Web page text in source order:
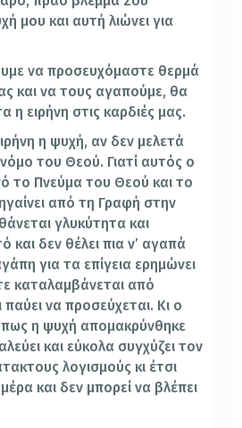
μου και αυτή λιώνει για
να προσευχόμαστε θερμά
και να τους αγαπούμε, θα
η ειρήνη στις καρδιές μας.
η ψυχή, αν δεν μελετά
του Θεού. Γιατί αυτός ο
το Πνεύμα του Θεού και το
από τη Γραφή στην
γλυκύτητα και
και δεν θέλει πια ν’ αγαπά
για τα επίγεια ερημώνει
καταλαμβάνεται από
παύει να προσεύχεται. Κι ο
η ψυχή απομακρύνθηκε
και εύκολα συγχύζει τον
λογισμούς κι έτσι
και δεν μπορεί να βλέπει